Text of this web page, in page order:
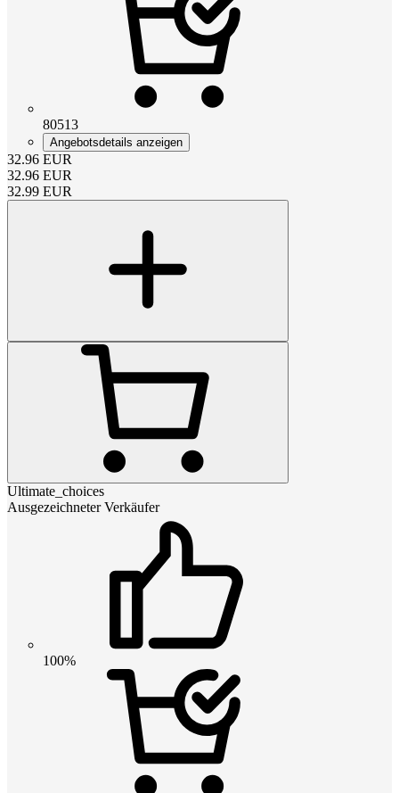
80513
Angebotsdetails anzeigen
32.96 EUR
32.96 EUR
32.99 EUR
Ultimate_choices
Ausgezeichneter Verkäufer
100%